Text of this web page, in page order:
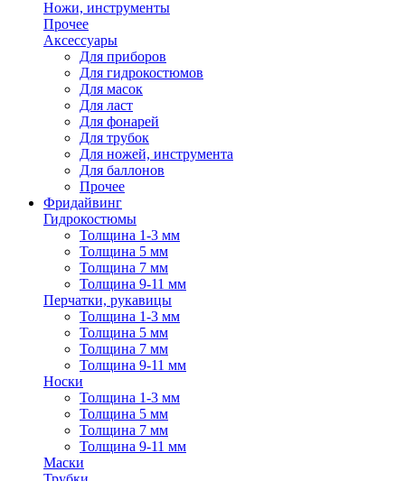
Ножи, инструменты
Прочее
Аксессуары
Для приборов
Для гидрокостюмов
Для масок
Для ласт
Для фонарей
Для трубок
Для ножей, инструмента
Для баллонов
Прочее
Фридайвинг
Гидрокостюмы
Толщина 1-3 мм
Толщина 5 мм
Толщина 7 мм
Толщина 9-11 мм
Перчатки, рукавицы
Толщина 1-3 мм
Толщина 5 мм
Толщина 7 мм
Толщина 9-11 мм
Носки
Толщина 1-3 мм
Толщина 5 мм
Толщина 7 мм
Толщина 9-11 мм
Маски